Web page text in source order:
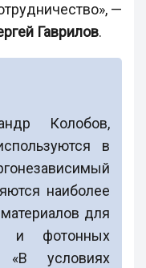
—
Гаврилов.
Колобов,
в
наиболее
для
и фотонных
«В условиях